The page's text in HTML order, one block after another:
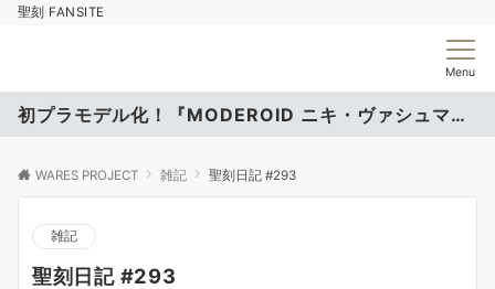
聖刻 FANSITE
Menu
初プラモデル化！『MODEROID ニキ・ヴァシュマール』
WARES PROJECT 雑記 聖刻日記 #293
雑記
聖刻日記 #293